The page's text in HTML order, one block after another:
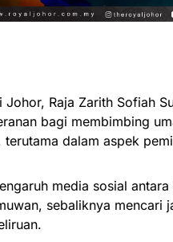
Johor, Raja Zarith Sofiah
bagi membimbing
dalam aspek
media sosial
sebaliknya mencari